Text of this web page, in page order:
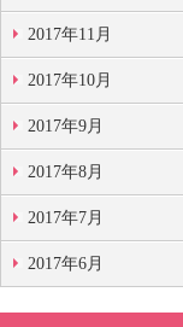
2017年11月
2017年10月
2017年9月
2017年8月
2017年7月
2017年6月